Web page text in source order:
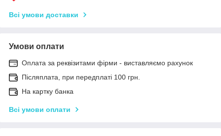
Всі умови доставки
Умови оплати
Оплата за реквізитами фірми - виставляємо рахунок
Післяплата, при передплаті 100 грн.
На картку банка
Всі умови оплати